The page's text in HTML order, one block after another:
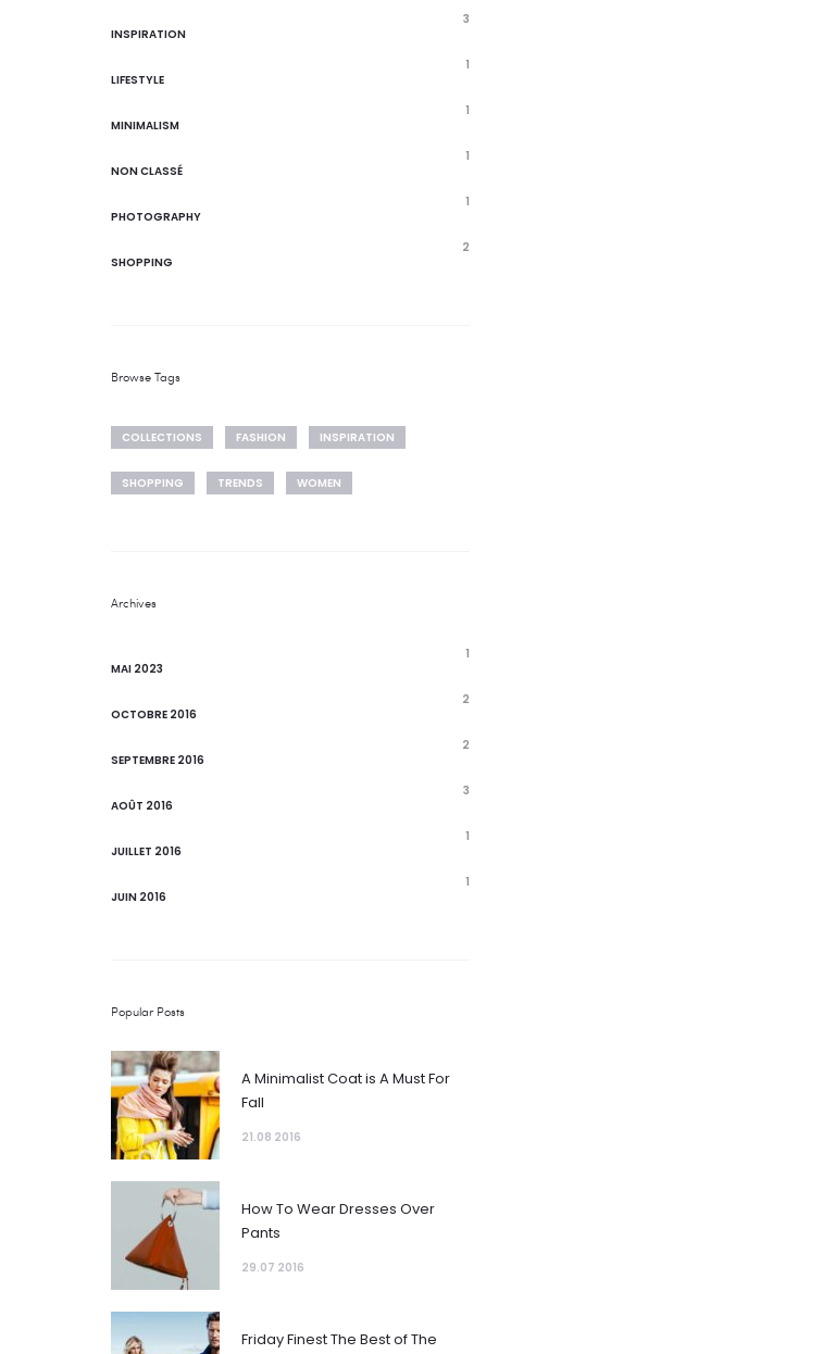
INSPIRATION
3
LIFESTYLE
1
MINIMALISM
1
NON CLASSÉ
1
PHOTOGRAPHY
1
SHOPPING
2
Browse Tags
COLLECTIONS FASHION INSPIRATION
SHOPPING TRENDS WOMEN
Archives
MAI 2023
1
OCTOBRE 2016
2
SEPTEMBRE 2016
2
AOÛT 2016
3
JUILLET 2016
1
JUIN 2016
1
Popular Posts
A Minimalist Coat is A Must For
Fall
21.08 2016
How To Wear Dresses Over
Pants
29.07 2016
Friday Finest The Best of The